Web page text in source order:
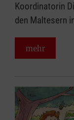
Koordinatorin
den Maltesern
mehr